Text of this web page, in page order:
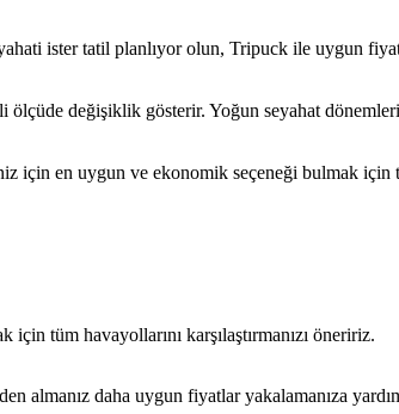
ister tatil planlıyor olun, Tripuck ile uygun
ölçüde değişiklik gösterir. Yoğun seyahat
için en uygun ve ekonomik seçeneği bulmak için
tüm havayollarını karşılaştırmanızı öneririz.
almanız daha uygun fiyatlar yakalamanıza